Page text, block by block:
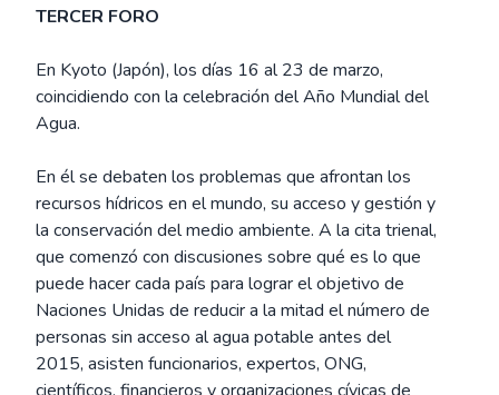
TERCER FORO
En Kyoto (Japón), los días 16 al 23 de marzo,
coincidiendo con la celebración del Año Mundial del
Agua.
En él se debaten los problemas que afrontan los
recursos hídricos en el mundo, su acceso y gestión y
la conservación del medio ambiente. A la cita trienal,
que comenzó con discusiones sobre qué es lo que
puede hacer cada país para lograr el objetivo de
Naciones Unidas de reducir a la mitad el número de
personas sin acceso al agua potable antes del
2015, asisten funcionarios, expertos, ONG,